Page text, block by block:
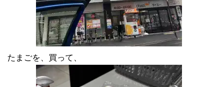
たまごを、買って、